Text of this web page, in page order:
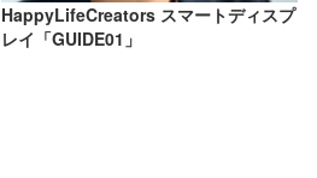
HappyLifeCreators スマートディスプ
レイ「GUIDE01」